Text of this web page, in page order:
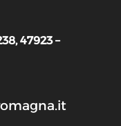
47923 –